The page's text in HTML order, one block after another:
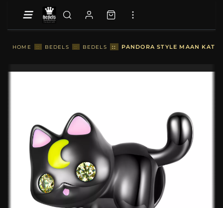
HOME :: BEDELS :: BEDELS :: PANDORA STYLE MAAN KAT